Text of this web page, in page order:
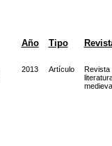
Año Tipo
2013 Artículo
Revista